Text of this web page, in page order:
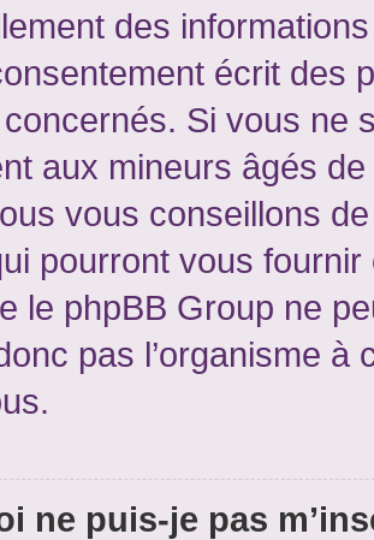
des
écrit des
Si vous ne
aux mineurs âgés
vous conseillons
pourront vous
le phpBB Group ne
pas l’organisme
ne puis-je pas